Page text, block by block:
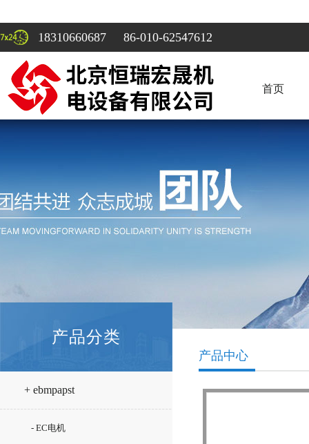
18310660687 86-010-62547612
首页
产品分类
+ ebmpapst
- EC电机
产品中心